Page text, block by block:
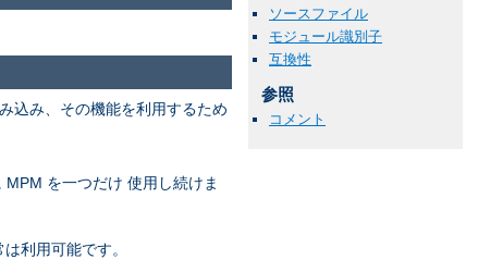
ソースファイル
モジュール識別子
互換性
参照
コメント
込み、その機能を利用するため
を一つだけ 使用し続けま
利用可能です。